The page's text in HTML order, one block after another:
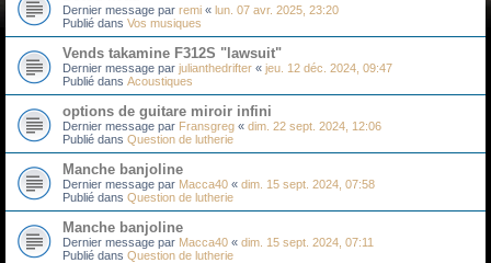
Dernier message par remi « lun. 07 avr. 2025, 23:20
Publié dans Vos musiques
Vends takamine F312S "lawsuit"
Dernier message par julianthedrifter « jeu. 12 déc. 2024, 09:47
Publié dans Acoustiques
options de guitare miroir infini
Dernier message par Fransgreg « dim. 22 sept. 2024, 12:06
Publié dans Question de lutherie
Manche banjoline
Dernier message par Macca40 « dim. 15 sept. 2024, 07:58
Publié dans Question de lutherie
Manche banjoline
Dernier message par Macca40 « dim. 15 sept. 2024, 07:11
Publié dans Question de lutherie